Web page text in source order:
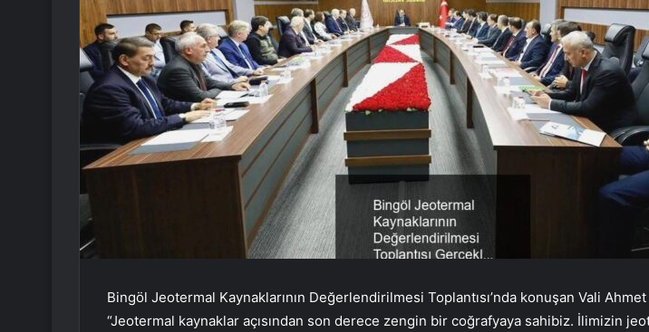
Bingöl Jeotermal Kaynaklarının Değerlendirilmesi Toplantısı’nda konuşan Vali
“Jeotermal kaynaklar açısından son derece zengin bir coğrafyaya sahibiz. İlimizin